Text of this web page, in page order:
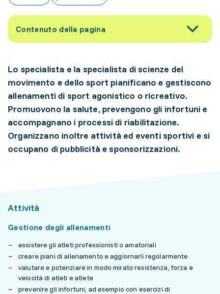
Contenuto della pagina
Lo specialista e la specialista di scienze del
movimento e dello sport pianificano e gestiscono
allenamenti di sport agonistico o ricreativo.
Promuovono la salute, prevengono gli infortuni e
accompagnano i processi di riabilitazione.
Organizzano inoltre attività ed eventi sportivi e si
occupano di pubblicità e sponsorizzazioni.
Attività
Gestione degli allenamenti
assistere gli atleti professionisti o amatoriali
creare piani di allenamento e aggiornarli regolarmente
valutare e potenziare in modo mirato resistenza, forza e
velocità di atleti e atlete
prevenire gli infortuni, ad esempio con esercizi di